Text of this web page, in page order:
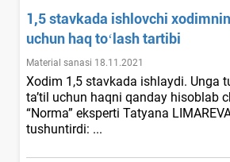
1,5 stavkada ishlovchi
uchun haq toʻlash tartibi
Material sanasi 18.11.2021
Xodim 1,5 stavkada ishlaydi. Unga
ta’til uchun haqni qanday hisoblab
“Norma” eksperti Tatyana
tushuntirdi: ...